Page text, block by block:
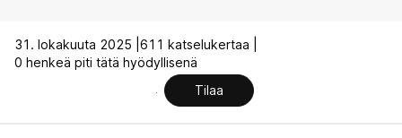
31. lokakuuta 2025 | 611 katselukertaa |
0 henkeä piti tätä hyödyllisenä
Tilaa